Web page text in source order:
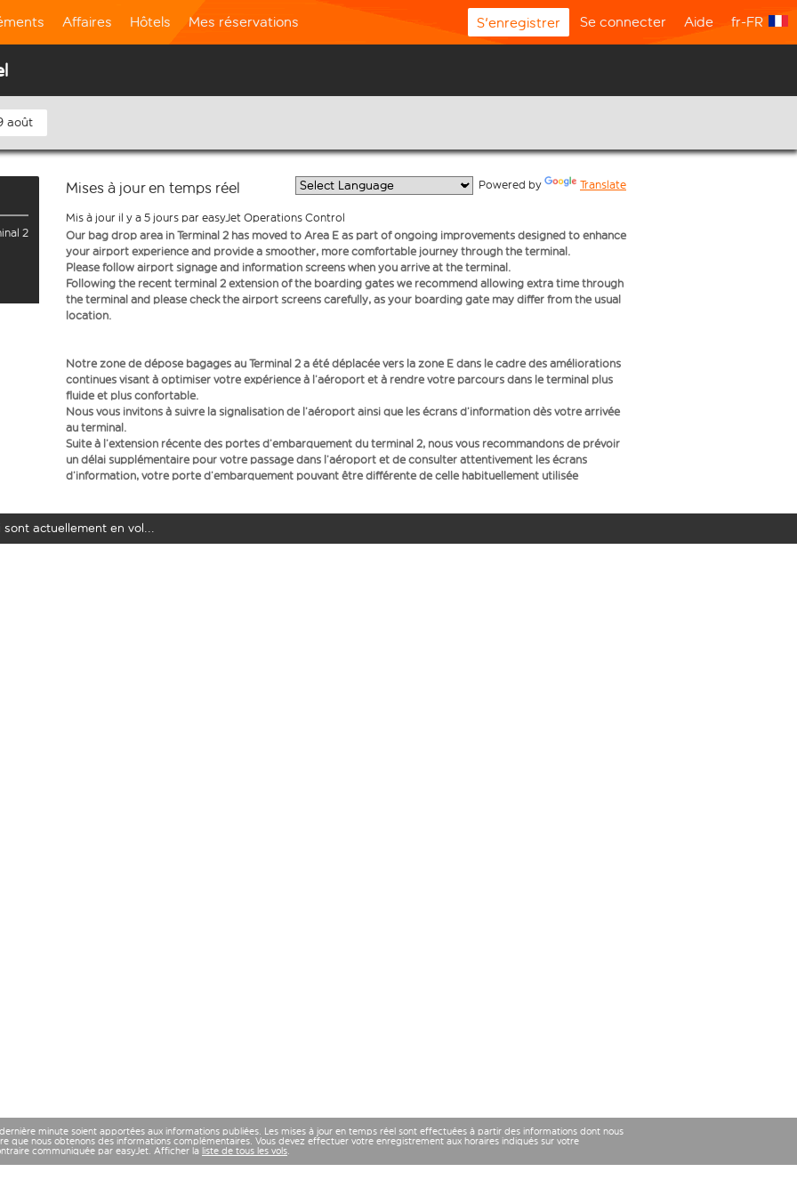
Affaires Hôtels Mes réservations S'enregistrer Se connecter Aide fr-FR
août
2
Mises à jour en temps réel Powered by Translate
Mis à jour il y a 5 jours par easyJet Operations Control
Our bag drop area in Terminal 2 has moved to Area E as part of ongoing improvements designed to enhance
your airport experience and provide a smoother, more comfortable journey through the terminal.
Please follow airport signage and information screens when you arrive at the terminal.
Following the recent terminal 2 extension of the boarding gates we recommend allowing extra time through
the terminal and please check the airport screens carefully, as your boarding gate may differ from the usual
location.
Notre zone de dépose bagages au Terminal 2 a été déplacée vers la zone E dans le cadre des améliorations
continues visant à optimiser votre expérience à l’aéroport et à rendre votre parcours dans le terminal plus
fluide et plus confortable.
Nous vous invitons à suivre la signalisation de l’aéroport ainsi que les écrans d’information dès votre arrivée
au terminal.
Suite à l’extension récente des portes d’embarquement du terminal 2, nous vous recommandons de prévoir
un délai supplémentaire pour votre passage dans l’aéroport et de consulter attentivement les écrans
d’information, votre porte d’embarquement pouvant être différente de celle habituellement utilisée
sont actuellement en vol...
minute soient apportées aux informations publiées. Les mises à jour en temps réel sont effectuées à partir des informations dont nous
que nous obtenons des informations complémentaires. Vous devez effectuer votre enregistrement aux horaires indiqués sur votre
communiquée par easyJet. Afficher la liste de tous les vols.